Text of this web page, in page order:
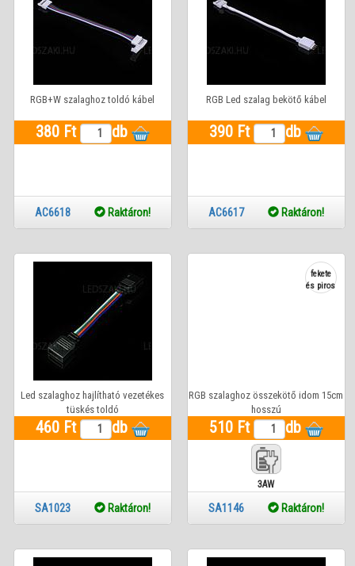
RGB+W szalaghoz toldó kábel
380 Ft db
AC6618 Raktáron!
RGB Led szalag bekötő kábel
390 Ft db
AC6617 Raktáron!
Led szalaghoz hajlítható vezetékes
tüskés toldó
460 Ft db
SA1023 Raktáron!
fekete
és piros
RGB szalaghoz összekötő idom 15cm
hosszú
510 Ft db
3AW
SA1146 Raktáron!